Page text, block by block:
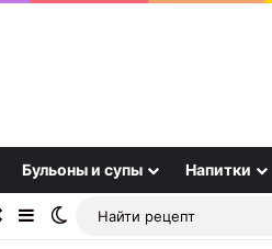
Бульоны и супы Напитки
Случайная статья
SidebarSwitch skin